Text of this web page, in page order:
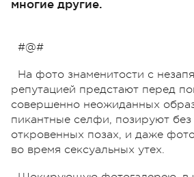
многие другие.
#@#
На фото знаменитости с
репутацией предстают перед
совершенно неожиданных
пикантные селфи, позируют
откровенных позах, и даже
во время сексуальных утех.